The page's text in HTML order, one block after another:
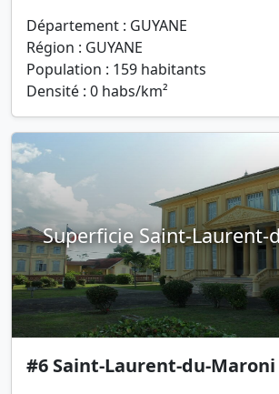
Département : GUYANE
Région : GUYANE
Population : 159 habitants
Densité : 0 habs/km²
Superficie Saint-Laurent-
#6 Saint-Laurent-du-Maroni